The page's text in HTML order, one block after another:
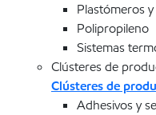
Plastómeros
Polipropileno
Sistemas
Clústeres de
Clústeres de
Adhesivos y